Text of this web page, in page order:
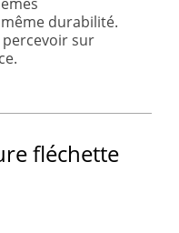
durabilité.
percevoir sur
fléchette